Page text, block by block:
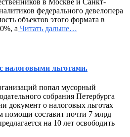
в Москве и Санкт-
федерального девелопера
объектов этого формата в
а Читать дальше…
налоговыми льготами.
попал мусорный
собрания Петербурга
документ о налоговых льготах
помощи составит почти 7 млрд
на 10 лет освободить